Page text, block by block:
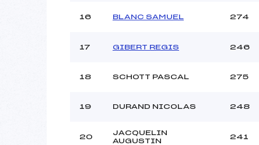
16 BLANC SAMUEL 274
17 GIBERT REGIS 246
18 SCHOTT PASCAL 275
19 DURAND NICOLAS 248
20
JACQUELIN
AUGUSTIN
241